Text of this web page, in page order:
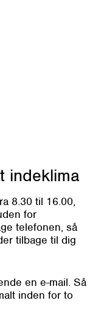
indeklima
8.30 til 16.00,
for
telefonen, så
tilbage til dig
en e-mail. Så
inden for to